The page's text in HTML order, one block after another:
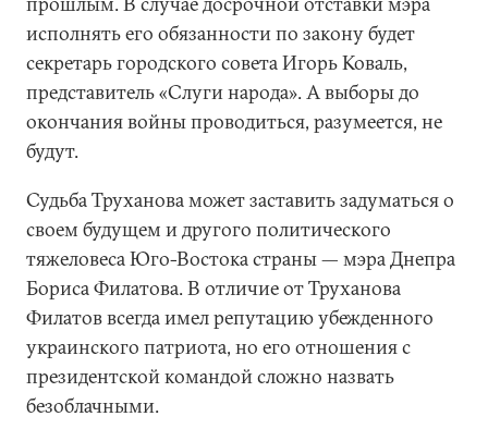
исполнять его обязанности по закону будет
секретарь городского совета Игорь Коваль,
представитель «Слуги народа». А выборы до
окончания войны проводиться, разумеется, не
будут.
Судьба Труханова может заставить задуматься о
своем будущем и другого политического
тяжеловеса Юго-Востока страны — мэра Днепра
Бориса Филатова. В отличие от Труханова
Филатов всегда имел репутацию убежденного
украинского патриота, но его отношения с
президентской командой сложно назвать
безоблачными.